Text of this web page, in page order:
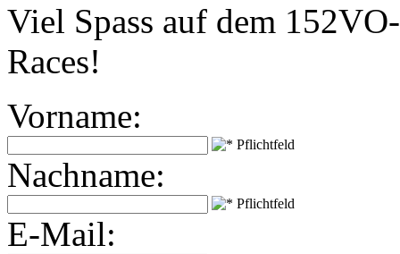
Viel Spass auf dem
Races!
Vorname:
Nachname:
E-Mail: